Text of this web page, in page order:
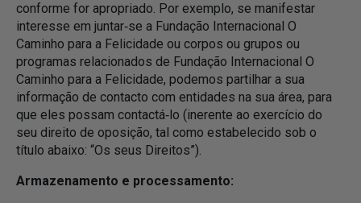
conforme for apropriado. Por exemplo, se manifestar
interesse em juntar‑se a Fundação Internacional O
Caminho para a Felicidade ou corpos ou grupos ou
programas relacionados de Fundação Internacional O
Caminho para a Felicidade, podemos partilhar a sua
informação de contacto com entidades na sua área, para
que eles possam contactá‑lo (inerente ao exercício do
seu direito de oposição, tal como estabelecido sob o
título abaixo: “Os seus Direitos”).
Armazenamento e processamento: